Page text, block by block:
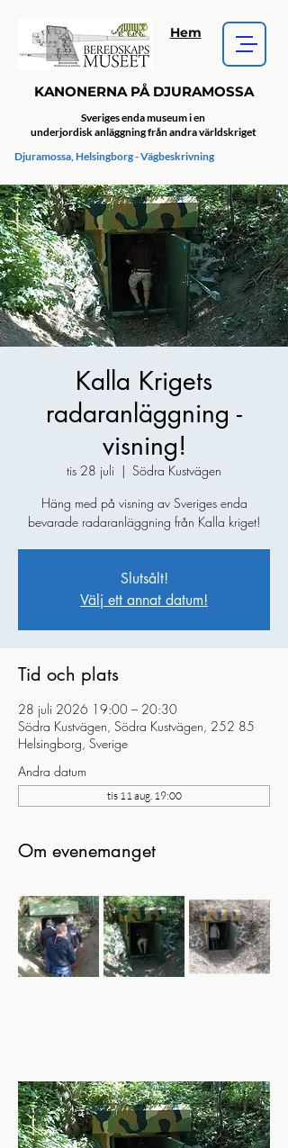
KANONERNA PÅ DJURAMOSSA
Djuramossa, Helsingborg - Vägbeskrivning
Sveriges enda museum i en
underjordisk anläggning från andra världskriget
Hem
Kalla Krigets
radaranläggning -
visning!
tis 28 juli
  |
Södra Kustvägen
Häng med på visning av Sveriges enda
bevarade radaranläggning från Kalla kriget!
Slutsålt!
Välj ett annat datum!
Tid och plats
28 juli 2026 19:00 – 20:30
Södra Kustvägen, Södra Kustvägen, 252 85
Helsingborg, Sverige
Andra datum
tis 11 aug. 19:00
Om evenemanget